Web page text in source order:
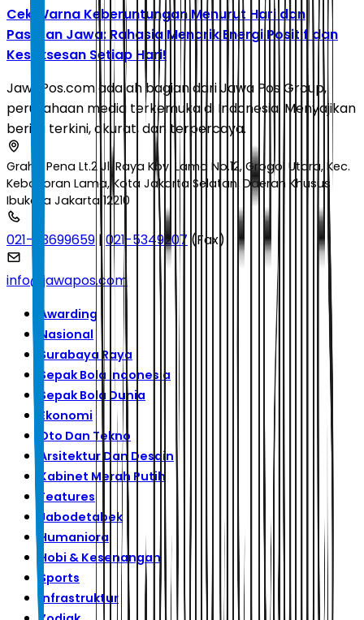
Cek Warna Keberuntungan Menurut Hari dan
Pasaran Jawa: Rahasia Menarik Energi Positif dan
Kesuksesan Setiap Hari!
JawaPos.com adalah bagian dari Jawa Pos Group,
perusahaan media terkemuka di Indonesia. Menyajikan
berita terkini, akurat, dan terpercaya.
Graha Pena Lt.2 Jl. Raya Kby. Lama No.12, Grogol Utara, Kec.
Kebayoran Lama, Kota Jakarta Selatan, Daerah Khusus
Ibukota Jakarta 12210
021-53699659 | 021-5349207 (Fax)
info@jawapos.com
Awarding
Nasional
Surabaya Raya
Sepak Bola Indonesia
Sepak Bola Dunia
Ekonomi
Oto Dan Tekno
Arsitektur Dan Desain
Kabinet Merah Putih
Features
Jabodetabek
Humaniora
Hobi & Kesenangan
Sports
Infrastruktur